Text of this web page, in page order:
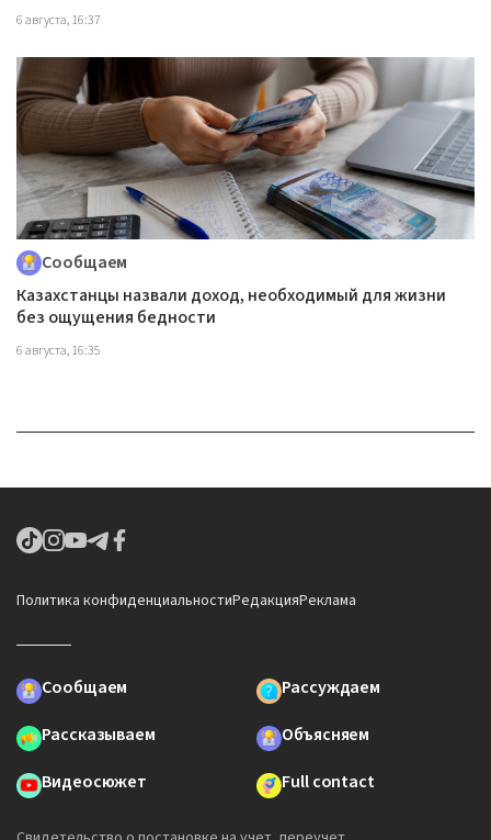
6 августа, 16:37
Сообщаем
Казахстанцы назвали доход, необходимый для жизни
без ощущения бедности
6 августа, 16:35
Политика конфиденциальностиРедакцияРеклама
Сообщаем
Рассуждаем
Рассказываем
Объясняем
Видеосюжет
Full contact